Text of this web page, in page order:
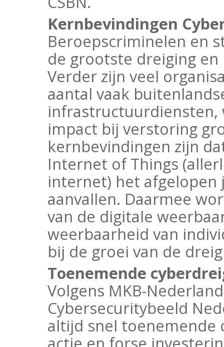
Kernbevindingen
Beroepscriminelen en
de grootste dreiging
Verder zijn veel
aantal vaak
infrastructuurdiensten,
impact bij verstoring
kernbevindingen zijn
Internet of Things
internet) het
aanvallen. Daarmee
van de digitale
weerbaarheid van
bij de groei van de
Toenemende
Volgens MKB-
Cybersecuritybeeld
altijd snel toenemende